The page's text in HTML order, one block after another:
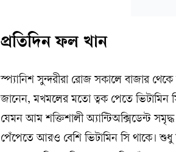
প্রতিদিন ফল খান
স্প্যানিশ সুন্দরীরা রোজ সকালে বাজার
জানেন, মখমলের মতো ত্বক পেতে ভিটামিন
যেমন আম শক্তিশালী অ্যান্টিঅক্সিডেন্ট
পেঁপেতে আরও বেশি ভিটামিন সি থাকে। শুধু